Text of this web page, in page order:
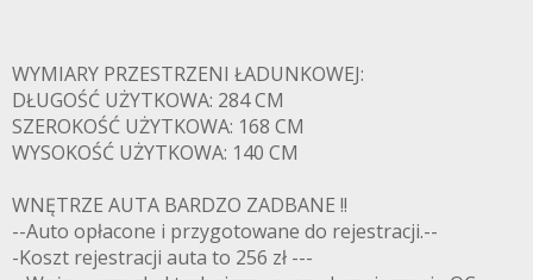
WYMIARY PRZESTRZENI ŁADUNKOWEJ:
DŁUGOŚĆ UŻYTKOWA: 284 CM
SZEROKOŚĆ UŻYTKOWA: 168 CM
WYSOKOŚĆ UŻYTKOWA: 140 CM
WNĘTRZE AUTA BARDZO ZADBANE !!
--Auto opłacone i przygotowane do rejestracji.--
-Koszt rejestracji auta to 256 zł ---